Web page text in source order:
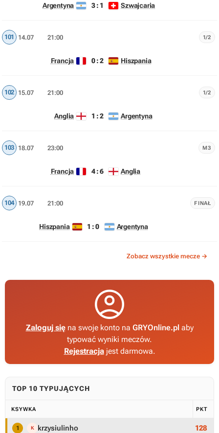
Argentyna 3 : 1 Szwajcaria
101 14.07 21:00 1/2
Francja 0 : 2 Hiszpania
102 15.07 21:00 1/2
Anglia 1 : 2 Argentyna
103 18.07 23:00 M3
Francja 4 : 6 Anglia
104 19.07 21:00 FINAŁ
Hiszpania 1 : 0 Argentyna
Zobacz wszystkie mecze →

Zaloguj sięna swoje konto na GRYOnline.pl aby
typować wyniki meczów.
Rejestracjajest darmowa.
TOP 10 TYPUJĄCYCH
KSYWKA PKT
K krzysiulinho 128